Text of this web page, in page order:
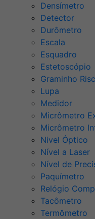
Densímetro
Detector
Durômetro
Escala
Esquadro
Estetoscópio
Graminho
Lupa
Medidor
Micrômetro
Micrômetro
Nivel Óptico
Nível a Laser
Nível de
Paquímetro
Relógio
Tacômetro
Termômetro